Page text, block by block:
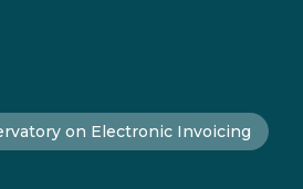
on Electronic Invoicing